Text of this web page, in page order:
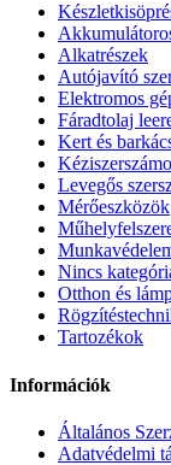
Alkatrészek
Autójavító
Elektromos
Fáradtolaj
Kert és
Levegős
Mérőeszközök
Nincs
Otthon és
Tartozékok
Információk
Általános
Adatvédelmi